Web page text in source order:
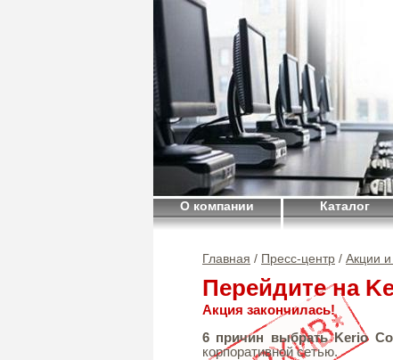
О компании Каталог
Главная / Пресс-центр / Акции
Перейдите на
Акция закончилась!
6 причин выбрать Kerio
корпоративной сетью.